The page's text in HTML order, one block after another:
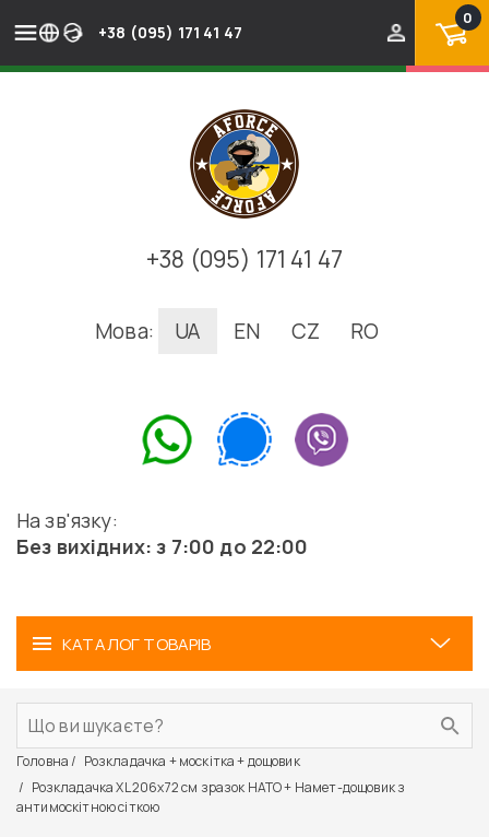
+38 (095) 171 41 47
0
+38 (095) 171 41 47
Мова: UA EN CZ RO
На зв'язку:
Без вихідних: з 7:00 до 22:00
КАТАЛОГ ТОВАРІВ
Головна
Розкладачка + москітка + дощовик
Розкладачка XL 206х72 см зразок НАТО + Намет-дощовик з
антимоскітною сіткою